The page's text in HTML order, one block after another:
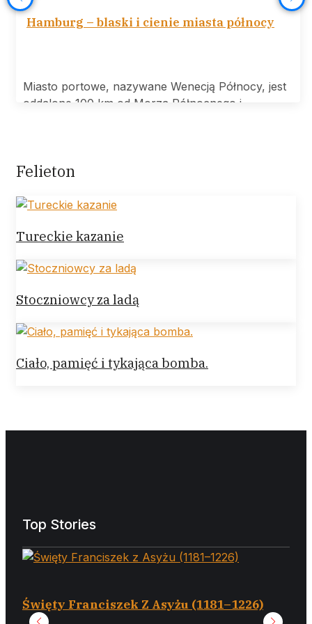
Hamburg – blaski i cienie miasta północy
Miasto portowe, nazywane Wenecją Północy, jest
oddalone 100 km od Morza Północnego i
Felieton
Tureckie kazanie
Stoczniowcy za ladą
Ciało, pamięć i tykająca bomba.
Top Stories
Święty Franciszek Z Asyżu (1181–1226)